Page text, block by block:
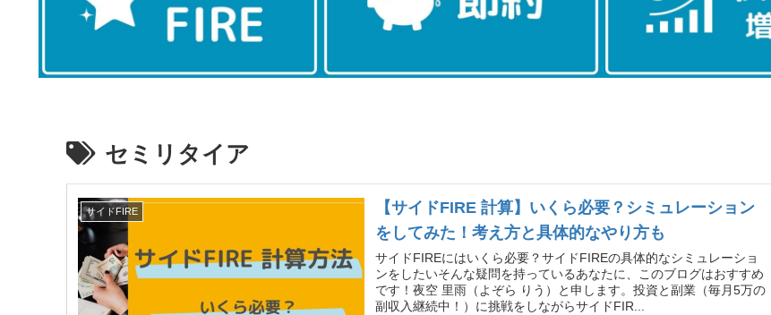
セミリタイア
サイドFIRE
【サイドFIRE 計算】いくら必要？シミュレーション
をしてみた！考え方と具体的なやり方も
サイドFIREにはいくら必要？サイドFIREの具体的なシミュレーショ
ンをしたいそんな疑問を持っているあなたに、このブログはおすすめ
です！夜空 里雨（よぞら りう）と申します。投資と副業（毎月5万の
副収入継続中！）に挑戦をしながらサイドFIR...